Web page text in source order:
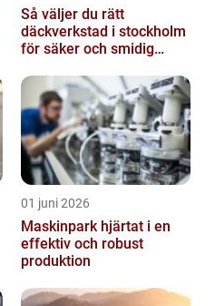
Så väljer du rätt
däckverkstad i stockholm
för säker och smidig
01 juni 2026
Maskinpark hjärtat i en
effektiv och robust
produktion